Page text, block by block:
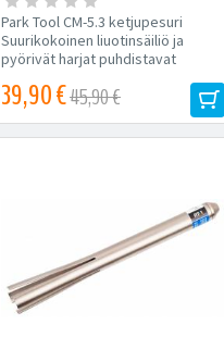
Park Tool CM-5.3 ketjupesuri
Suurikokoinen liuotinsäiliö ja
pyörivät harjat puhdistavat
39,90 €45,90 €